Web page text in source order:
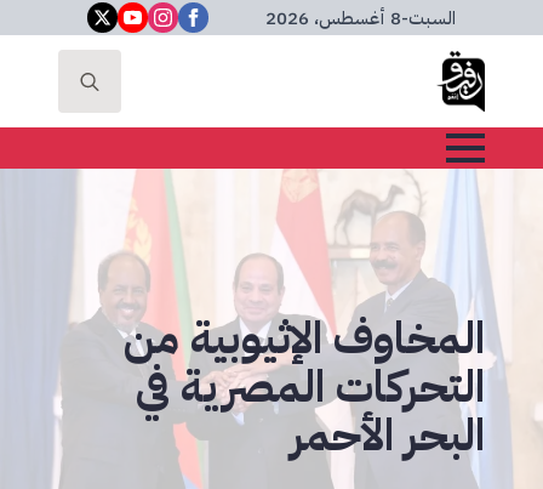
السبت-8 أغسطس، 2026
Search
المخاوف الإثيوبية من
التحركات المصرية في
البحر الأحمر